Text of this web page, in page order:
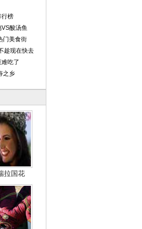
行榜
酸汤鱼
门美食街
趁现在快去
吃了
之乡
拉国花